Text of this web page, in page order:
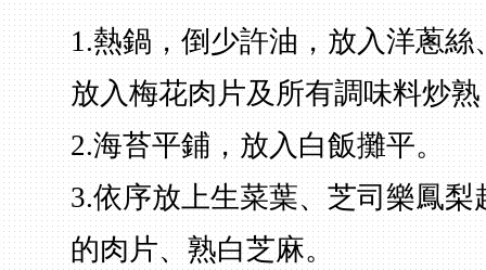
1.熱鍋，倒少許油，放入洋蔥絲
放入梅花肉片及所有調味料炒
2.海苔平鋪，放入白飯攤平。
3.依序放上生菜葉、芝司樂鳳梨
的肉片、熟白芝麻。